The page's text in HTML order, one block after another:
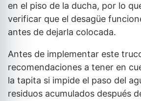
en el piso de la ducha, por lo
verificar que el desagüe
antes de dejarla colocada.
Antes de implementar este
recomendaciones a tener en
la tapita si impide el paso del
residuos acumulados después